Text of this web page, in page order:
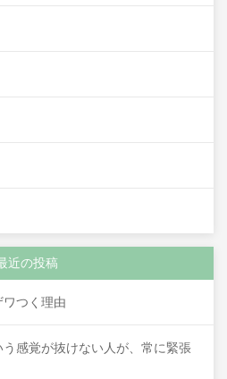
近の投稿
つく理由
う感覚が抜けない人が、常に緊張